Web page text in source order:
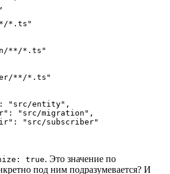
true. Это значение по
под ним подразумевается? И